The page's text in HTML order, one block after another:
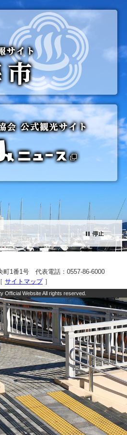
1番1号 代表電話：0557-86-6000
サイトマップ］
Official Website All rights reserved.